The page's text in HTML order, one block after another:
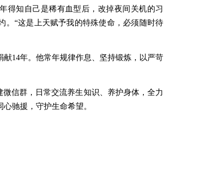
得知自己是稀有血型后，改掉夜间关机的习
。“这是上天赋予我的特殊使命，必须随时待
14年。他常年规律作息、坚持锻炼，以严苛
信群，日常交流养生知识、养护身体，全力
驰援，守护生命希望。